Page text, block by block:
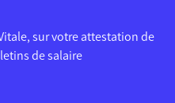
sur votre attestation de
de salaire